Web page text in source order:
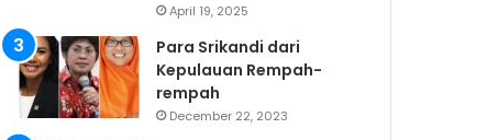
April 19, 2025
Para Srikandi dari
Kepulauan Rempah-
rempah
December 22, 2023